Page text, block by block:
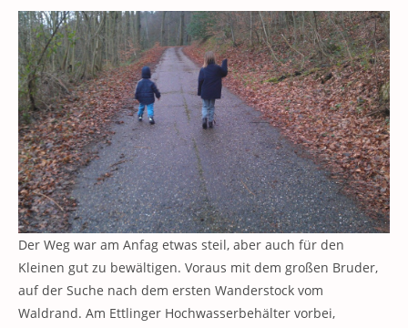
Der Weg war am Anfag etwas steil, aber auch für den
Kleinen gut zu bewältigen. Voraus mit dem großen Bruder,
auf der Suche nach dem ersten Wanderstock vom
Waldrand. Am Ettlinger Hochwasserbehälter vorbei,